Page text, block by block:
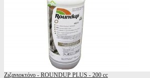
Ζιζανιοκτόνο - ROUNDUP PLUS - 200 cc